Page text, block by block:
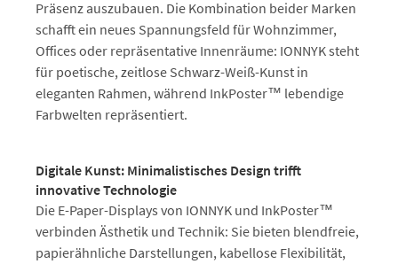
Präsenz auszubauen. Die Kombination beider Marken
schafft ein neues Spannungsfeld für Wohnzimmer,
Offices oder repräsentative Innenräume: IONNYK steht
für poetische, zeitlose Schwarz-Weiß-Kunst in
eleganten Rahmen, während InkPoster™ lebendige
Farbwelten repräsentiert.
Digitale Kunst: Minimalistisches Design trifft
innovative Technologie
Die E-Paper-Displays von IONNYK und InkPoster™
verbinden Ästhetik und Technik: Sie bieten blendfreie,
papierähnliche Darstellungen, kabellose Flexibilität,